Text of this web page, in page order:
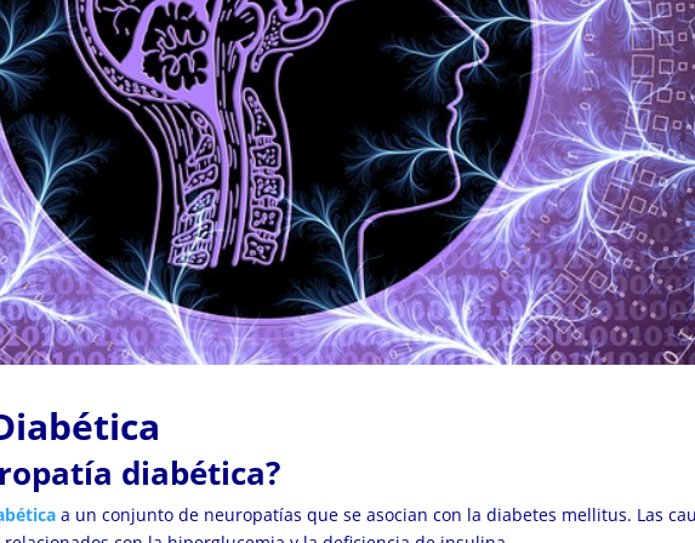
diabética?
a un conjunto de neuropatías que se asocian con la diabetes mellitus. Las